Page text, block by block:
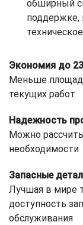
обширный
поддержке,
Экономия до
Меньше
текущих работ
Надежность
Можно
необходимости
Запасные
Лучшая в мире
доступность
обслуживания